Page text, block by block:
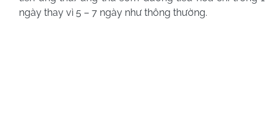
ngày thay vì 5 – 7 ngày như thông thường.